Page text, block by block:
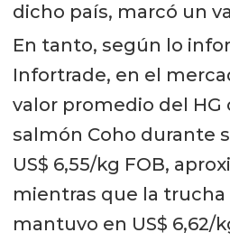
dicho país, marcó un
En tanto, según lo
Infortrade, en el
valor promedio del HG
salmón Coho durante
US$ 6,55/kg FOB,
mientras que la trucha
mantuvo en US$ 6,62/